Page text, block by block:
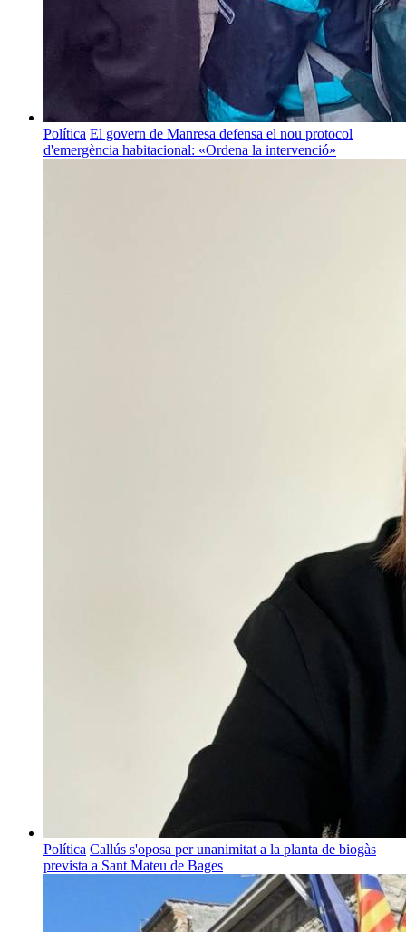
Política El govern de Manresa defensa el nou protocol
d'emergència habitacional: «Ordena la intervenció»
Política Callús s'oposa per unanimitat a la planta de biogàs
prevista a Sant Mateu de Bages